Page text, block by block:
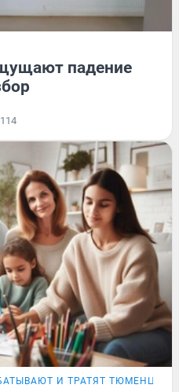
падение
114
И ТРАТЯТ ТЮМЕНЦЫ